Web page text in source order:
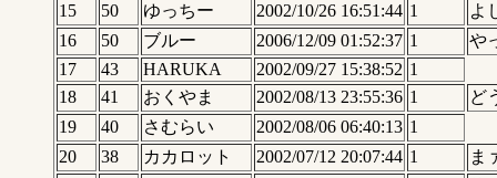
15
50 ゆっちー 2002/10/26 16:51:44 1
よ
16
50 ブルー 2006/12/09 01:52:37 1
や
17
43 HARUKA 2002/09/27 15:38:52 1
18
41 おくやま 2002/08/13 23:55:36 1
ど
19
40 さむらい 2002/08/06 06:40:13 1
20
38 カカロット 2002/07/12 20:07:44 1
ま